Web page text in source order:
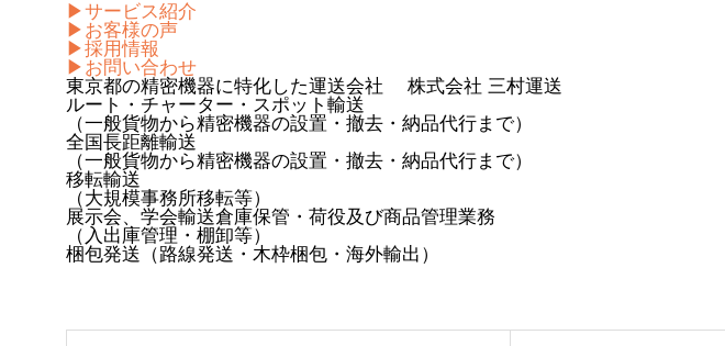
▶サービス紹介
▶お客様の声
▶採用情報
▶お問い合わせ
東京都の精密機器に特化した運送会社 株式会社 三村運送
ルート・チャーター・スポット輸送
（一般貨物から精密機器の設置・撤去・納品代行まで）
全国長距離輸送
（一般貨物から精密機器の設置・撤去・納品代行まで）
移転輸送
（大規模事務所移転等）
展示会、学会輸送倉庫保管・荷役及び商品管理業務
（入出庫管理・棚卸等）
梱包発送（路線発送・木枠梱包・海外輸出）​